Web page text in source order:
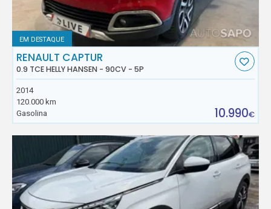
EM DESTAQUE
RENAULT CAPTUR
0.9 TCE HELLY HANSEN - 90CV - 5P
2014
120.000 km
Gasolina
10.990€